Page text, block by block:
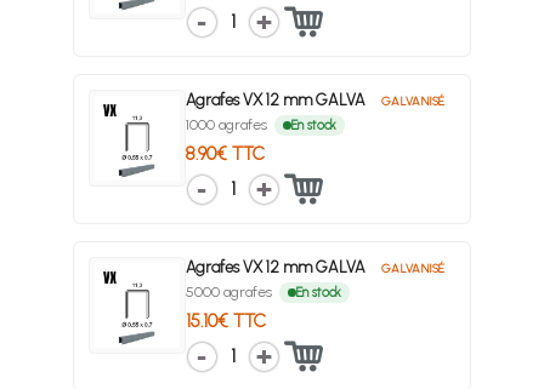
1
Agrafes VX 12 mm GALVA GALVANISÉ
1000 agrafes En stock
8.90€ TTC
1
Agrafes VX 12 mm GALVA GALVANISÉ
5000 agrafes En stock
15.10€ TTC
1